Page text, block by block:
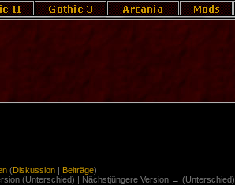
(Diskussion | Beiträge)
(Unterschied) | Nächstjüngere Version → (Unterschied)